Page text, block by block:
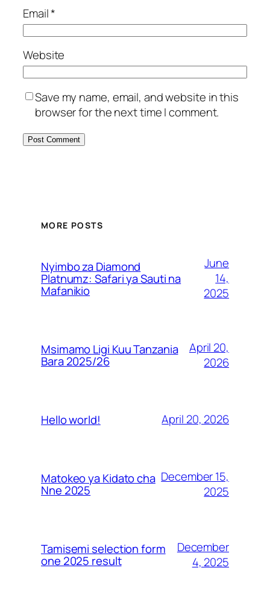
Email*
Website
Save my name, email, and website in this
browser for the next time I comment.
MORE POSTS
Nyimbo za Diamond
Platnumz: Safari ya Sauti na
Mafanikio
June
14,
2025
Msimamo Ligi Kuu Tanzania
Bara 2025/26
April 20,
2026
Hello world! April 20, 2026
Matokeo ya Kidato cha
Nne 2025
December 15,
2025
Tamisemi selection form
one 2025 result
December
4, 2025